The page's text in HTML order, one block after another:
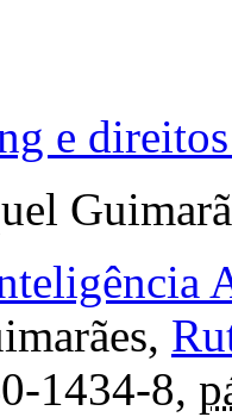
e direitos
1434-8,